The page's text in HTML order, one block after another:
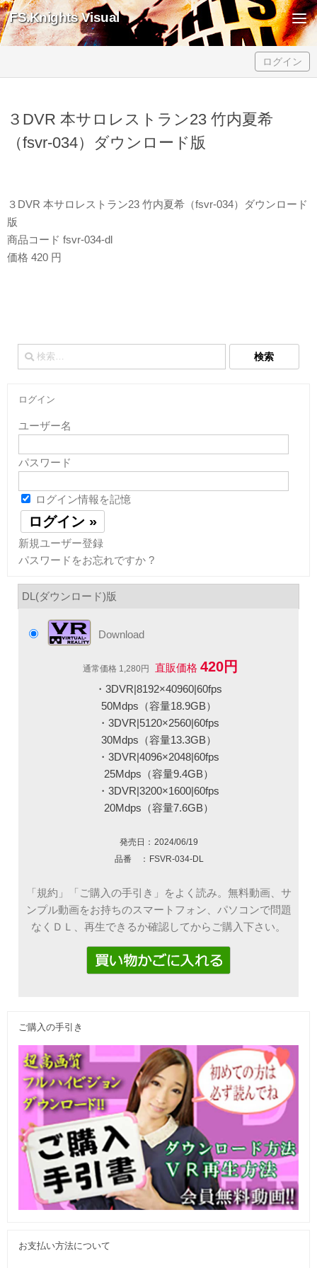
Skip to content
FS.Knights Visual
ログイン
３DVR 本サロレストラン23 竹内夏希
（fsvr-034）ダウンロード版
３DVR 本サロレストラン23 竹内夏希（fsvr-034）ダウンロード
版
商品コード fsvr-034-dl
価格 420 円
検
索:
ログイン
ユーザー名
パスワード
ログイン情報を記憶
新規ユーザー登録
パスワードをお忘れですか ?
DL(ダウンロード)版
Download
通常価格 1,280円 直販価格 420円
・3DVR|8192×40960|60fps
50Mdps（容量18.9GB）
・3DVR|5120×2560|60fps
30Mdps（容量13.3GB）
・3DVR|4096×2048|60fps
25Mdps（容量9.4GB）
・3DVR|3200×1600|60fps
20Mdps（容量7.6GB）
発売日： 2024/06/19
品番 ： FSVR-034-DL
「規約」「ご購入の手引き」をよく読み。無料動画、サ
ンプル動画をお持ちのスマートフォン、パソコンで問題
なくＤＬ、再生できるか確認してからご購入下さい。
ご購入の手引き
お支払い方法について